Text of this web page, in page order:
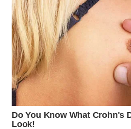
WN
MAJALENGKA
WN
SUBANG